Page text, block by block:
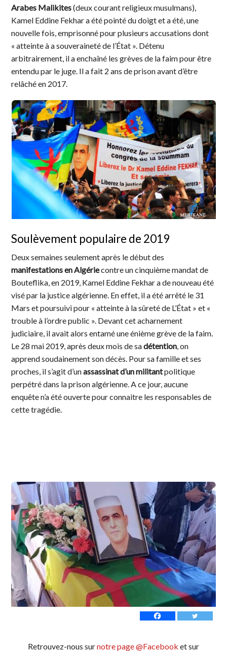
Arabes Malikites(deux courant religieux musulmans),
Kamel Eddine Fekhar a été pointé du doigt et a été, une
nouvelle fois, emprisonné pour plusieurs accusations dont
« atteinte à a souveraineté de l’État ». Détenu
arbitrairement, il a enchaîné les grèves de la faim pour être
entendu par le juge. Il a fait 2 ans de prison avant d’être
relâché en 2017.
Soulèvement populaire de 2019
Deux semaines seulement après le début des
manifestations en Algériecontre un cinquième mandat de
Bouteflika, en 2019, Kamel Eddine Fekhar a de nouveau été
visé par la justice algérienne. En effet, il a été arrêté le 31
Mars et poursuivi pour « atteinte à la sûreté de L’État » et «
trouble à l’ordre public ». Devant cet acharnement
judiciaire, il avait alors entamé une énième grève de la faim.
Le 28 mai 2019, après deux mois de sadétention, on
apprend soudainement son décès. Pour sa famille et ses
proches, il s’agit d’unassassinat d’un militantpolitique
perpétré dans la prison algérienne. A ce jour, aucune
enquête n’a été ouverte pour connaitre les responsables de
cette tragédie.
Retrouvez-nous surnotre page @Facebook et sur